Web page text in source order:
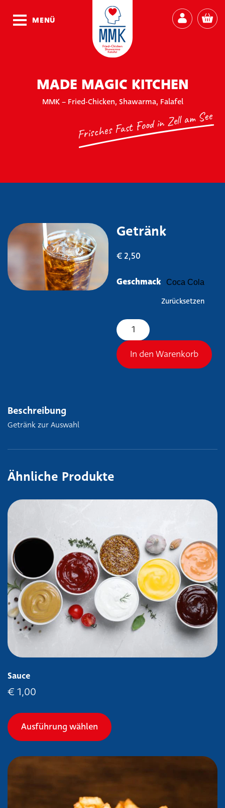
MENÜ
MADE MAGIC KITCHEN
MMK – Fried-Chicken, Shawarma, Falafel
Frisches Fast Food in Zell am See
Getränk
€2,50
Geschmack
Zurücksetzen
Getränk Menge
In den Warenkorb
Beschreibung
Getränk zur Auswahl
Ähnliche Produkte
Sauce
€ 1,00
Ausführung wählen